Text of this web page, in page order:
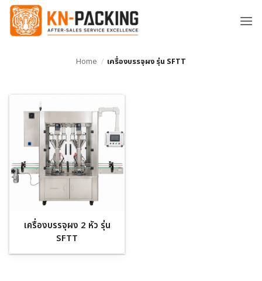
ข้าม
ยัง
Home / เครื่องบรรจุผง รุ่น SFTT
เครื่องบรรจุผง 2 หัว รุ่น
SFTT